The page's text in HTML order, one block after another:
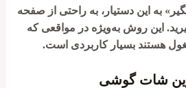
به این دستیار، به راحتی از صفحه
این روش به‌ویژه در مواقعی که
هستند بسیار کاربردی است.
شات گوشی